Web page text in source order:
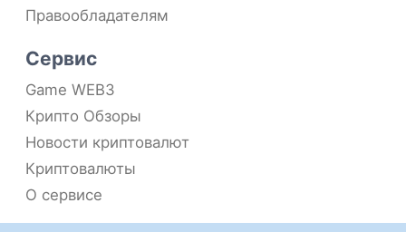
Правообладателям
Сервис
Game WEB3
Крипто Обзоры
Новости криптовалют
Криптовалюты
О сервисе